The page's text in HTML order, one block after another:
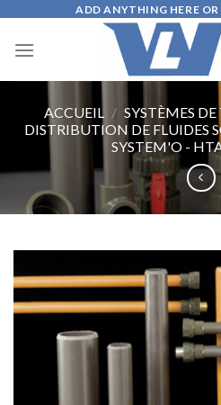
content
ADD ANYTHING HERE
ACCUEIL / SYSTÈMES
DISTRIBUTION DE FLUIDES
SYSTEM'O -